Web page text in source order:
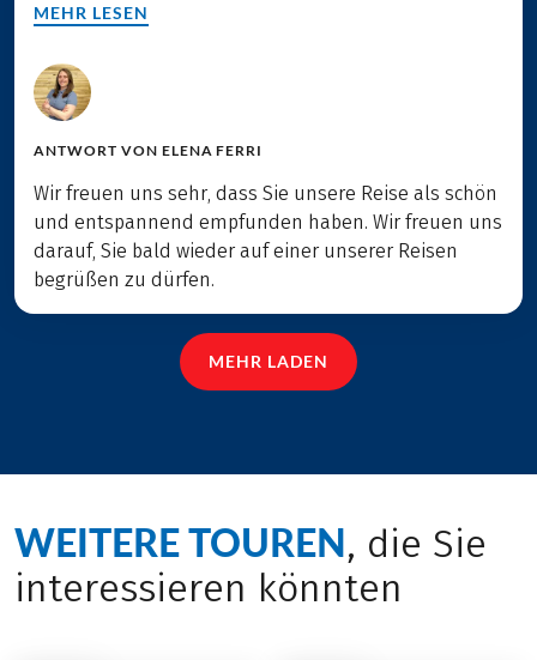
MEHR LESEN
ANTWORT VON ELENA FERRI
Wir freuen uns sehr, dass Sie unsere Reise als schön
und entspannend empfunden haben. Wir freuen uns
darauf, Sie bald wieder auf einer unserer Reisen
begrüßen zu dürfen.
MEHR LADEN
WEITERE TOUREN, die Sie
interessieren könnten